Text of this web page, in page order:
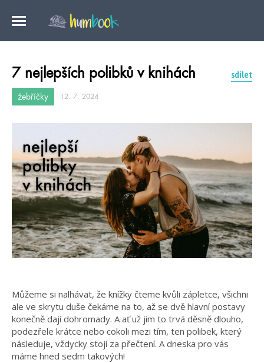
7 nejlepších polibků v knihách sdílet
žebříčky 12. 7. 2024
Můžeme si nalhávat, že knížky čteme kvůli zápletce, všichni
ale ve skrytu duše čekáme na to, až se dvě hlavní postavy
konečně dají dohromady. A ať už jim to trvá děsně dlouho,
podezřele krátce nebo cokoli mezi tím, ten polibek, který
následuje, vždycky stojí za přečtení. A dneska pro vás
máme hned sedm takových!